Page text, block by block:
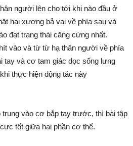
người lên cho tới khi nào đầu ở
hai xương bả vai về phía sau và
đạt trạng thái căng cứng nhất.
vào và từ từ hạ thân người về phía
tay và cơ tam giác dọc sống lưng
thực hiện động tác này
trung vào cơ bắp tay trước, thì bài tập
tốt giữa hai phần cơ thể.